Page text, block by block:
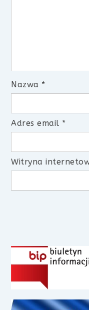
Nazwa *
Adres email *
Witryna